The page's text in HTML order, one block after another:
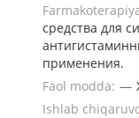
средства для
применения.
Faol modda: —
Ishlab